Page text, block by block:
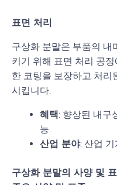
표면 처리
구상화 분말은 부품의 내
키기 위해 표면 처리 공
한 코팅을 보장하고 처리
시킵니다.
혜택: 향상된 내구
능.
산업 분야: 산업
구상화 분말의 사양 및